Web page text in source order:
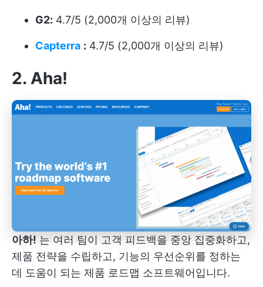
G2: 4.7/5 (2,000개 이상의 리뷰)
Capterra : 4.7/5 (2,000개 이상의 리뷰)
2. Aha!
아하! 는 여러 팀이 고객 피드백을 중앙 집중화하고,
제품 전략을 수립하고, 기능의 우선순위를 정하는
데 도움이 되는 제품 로드맵 소프트웨어입니다.